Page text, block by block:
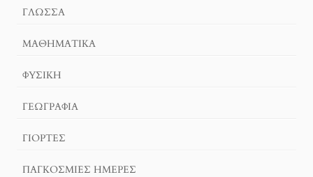
ΓΛΏΣΣΑ
ΜΑΘΗΜΑΤΙΚΆ
ΦΥΣΙΚΗ
ΓΕΩΓΡΑΦΊΑ
ΓΙΟΡΤΈΣ
ΠΑΓΚΟΣΜΙΕΣ ΗΜΕΡΕΣ